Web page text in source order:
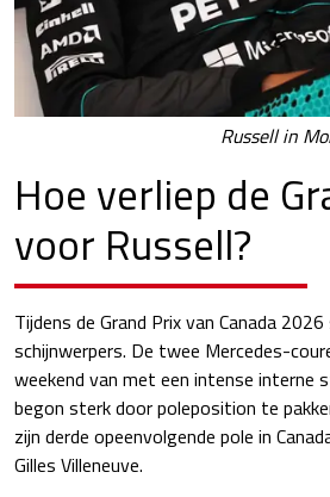
Russell in
Hoe verliep de
voor Russell?
Tijdens de Grand Prix van Canada
schijnwerpers. De twee Mercedes-
weekend van met een intense interne
begon sterk door poleposition te
zijn derde opeenvolgende pole in
Gilles Villeneuve.